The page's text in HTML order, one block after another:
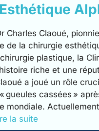
Charles Claoué,
de la chirurgie
plastique, la
riche et une
a joué un rôle
gueules cassées »
mondiale.
la suite